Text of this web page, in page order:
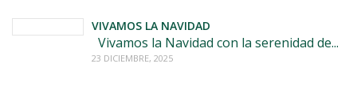
VIVAMOS LA NAVIDAD
Vivamos la Navidad con la serenidad de...
23 DICIEMBRE, 2025